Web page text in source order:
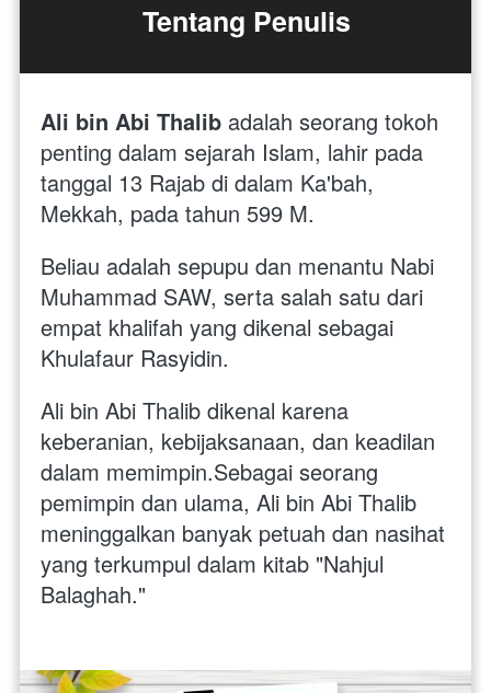
Tentang Penulis
Ali bin Abi Thalib adalah seorang tokoh
penting dalam sejarah Islam, lahir pada
tanggal 13 Rajab di dalam Ka'bah,
Mekkah, pada tahun 599 M.
Beliau adalah sepupu dan menantu Nabi
Muhammad SAW, serta salah satu dari
empat khalifah yang dikenal sebagai
Khulafaur Rasyidin.
Ali bin Abi Thalib dikenal karena
keberanian, kebijaksanaan, dan keadilan
dalam memimpin.Sebagai seorang
pemimpin dan ulama, Ali bin Abi Thalib
meninggalkan banyak petuah dan nasihat
yang terkumpul dalam kitab "Nahjul
Balaghah."